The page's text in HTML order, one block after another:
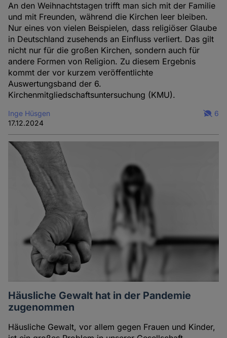
An den Weihnachtstagen trifft man sich mit der Familie
und mit Freunden, während die Kirchen leer bleiben.
Nur eines von vielen Beispielen, dass religiöser Glaube
in Deutschland zusehends an Einfluss verliert. Das gilt
nicht nur für die großen Kirchen, sondern auch für
andere Formen von Religion. Zu diesem Ergebnis
kommt der vor kurzem veröffentlichte
Auswertungsband der 6.
Kirchenmitgliedschaftsuntersuchung (KMU).
Inge Hüsgen
17.12.2024
6
Häusliche Gewalt hat in der Pandemie
zugenommen
Häusliche Gewalt, vor allem gegen Frauen und Kinder,